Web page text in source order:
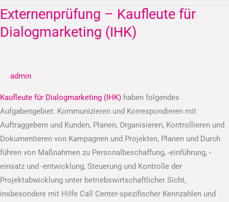
Externenprüfung – Kaufleute für
Dialogmarketing (IHK)
admin
Kaufleute für Dialogmarketing (IHK) haben folgendes
Aufgabengebiet: Kommunizieren und Korrespondieren mit
Auftraggebern und Kunden, Planen, Organisieren, Kontrollieren und
Dokumentieren von Kampagnen und Projekten, Planen und Durch
führen von Maßnahmen zu Personalbeschaffung, -einführung, -
einsatz und -entwicklung, Steuerung und Kontrolle der
Projektabwicklung unter betriebswirtschaftlicher Sicht,
insbesondere mit Hilfe Call Center-spezifischer Kennzahlen und
Externenprüfung
–
Kaufleute
(IHK)